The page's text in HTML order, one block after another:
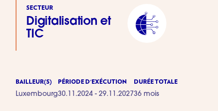
SECTEUR
Digitalisation et
TIC
BAILLEUR(S)
Luxembourg
PÉRIODE D'EXÉCUTION
30.11.2024 - 29.11.2027
DURÉE TOTALE
36 mois